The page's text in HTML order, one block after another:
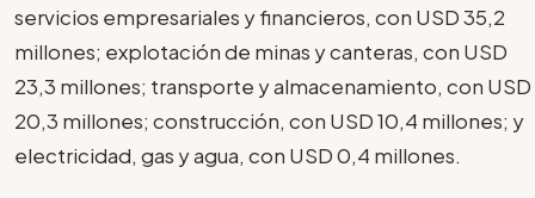
servicios empresariales y financieros, con USD 35,2
millones; explotación de minas y canteras, con USD
23,3 millones; transporte y almacenamiento, con USD
20,3 millones; construcción, con USD 10,4 millones; y
electricidad, gas y agua, con USD 0,4 millones.